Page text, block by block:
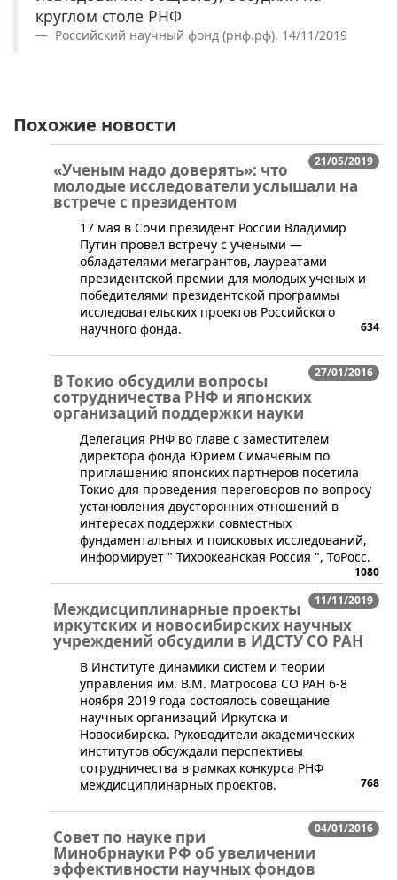
круглом столе РНФ
Российский научный фонд (рнф.рф), 14/11/2019
Похожие новости
21/05/2019
«Ученым надо доверять»: что
молодые исследователи услышали на
встрече с президентом
17 мая в Сочи президент России Владимир
Путин провел встречу с учеными —
обладателями мегагрантов, лауреатами
президентской премии для молодых ученых и
победителями президентской программы
исследовательских проектов Российского
научного фонда.
634
27/01/2016
В Токио обсудили вопросы
сотрудничества РНФ и японских
организаций поддержки науки
​Делегация РНФ во главе с заместителем
директора фонда Юрием Симачевым по
приглашению японских партнеров посетила
Токио для проведения переговоров по вопросу
установления двусторонних отношений в
интересах поддержки совместных
фундаментальных и поисковых исследований,
информирует " Тихоокеанская Россия ", ТоРосс.
1080
11/11/2019
Междисциплинарные проекты
иркутских и новосибирских научных
учреждений обсудили в ИДСТУ СО РАН
В Институте динамики систем и теории
управления им. В.М. Матросова СО РАН 6-8
ноября 2019 года состоялось совещание
научных организаций Иркутска и
Новосибирска. Руководители академических
институтов обсуждали перспективы
сотрудничества в рамках конкурса РНФ
междисциплинарных проектов.
768
04/01/2016
Совет по науке при
Минобрнауки РФ об увеличении
эффективности научных фондов